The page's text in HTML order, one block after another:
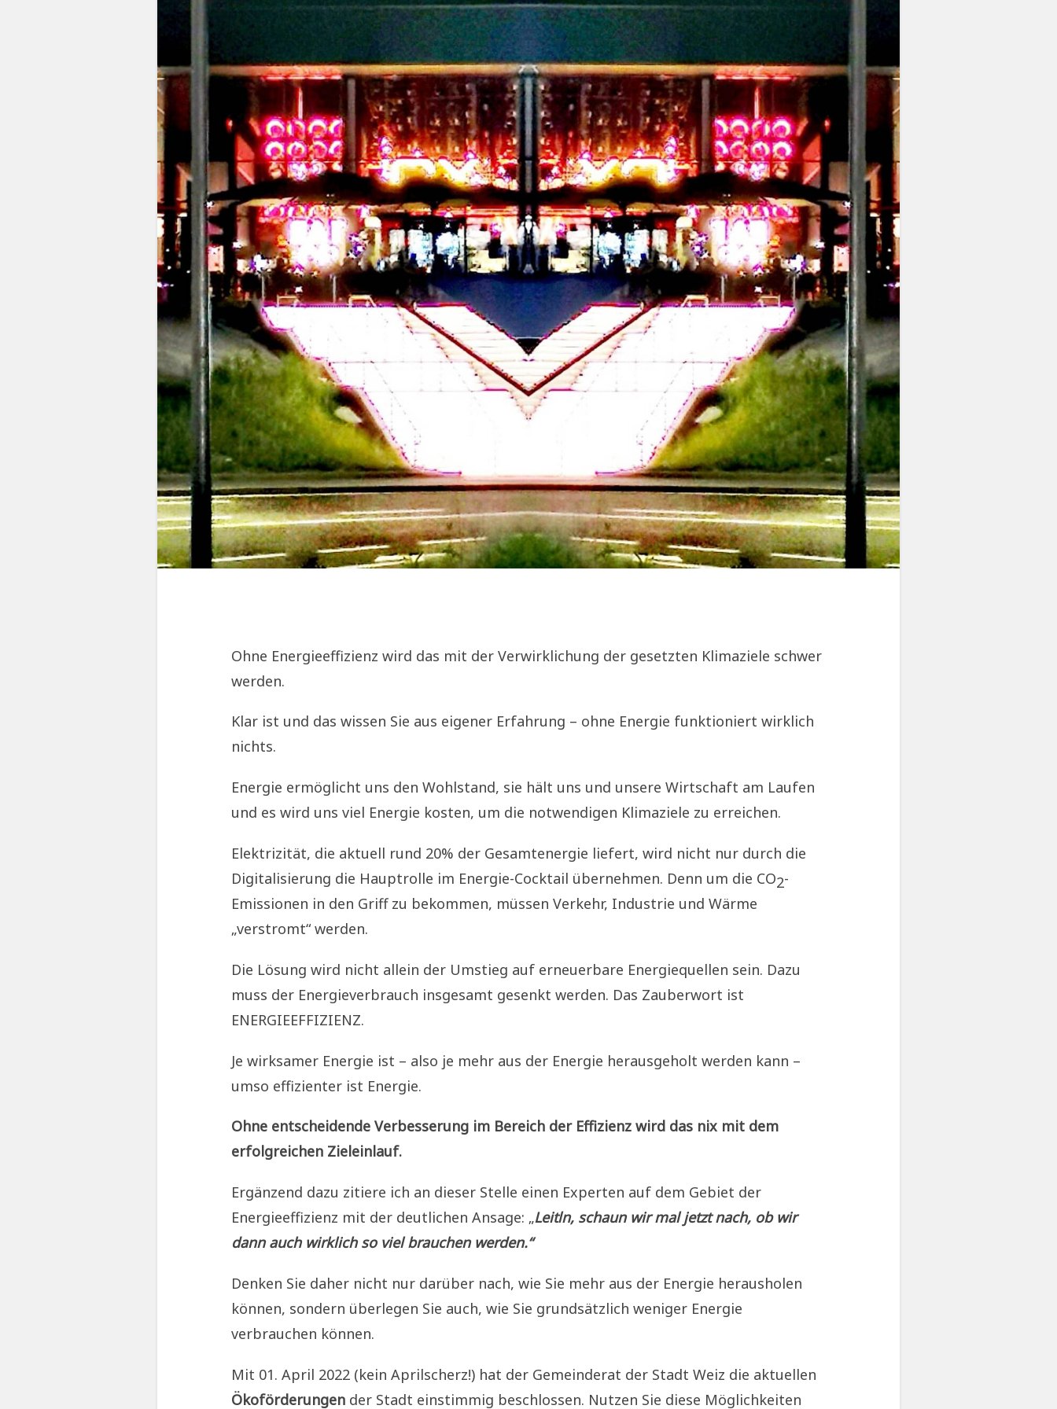
Ohne Energieeffizienz wird das mit der Verwirklichung der gesetzten Klimaziele schwer
werden.
Klar ist und das wissen Sie aus eigener Erfahrung – ohne Energie funktioniert wirklich
nichts.
Energie ermöglicht uns den Wohlstand, sie hält uns und unsere Wirtschaft am Laufen
und es wird uns viel Energie kosten, um die notwendigen Klimaziele zu erreichen.
Elektrizität, die aktuell rund 20% der Gesamtenergie liefert, wird nicht nur durch die
Digitalisierung die Hauptrolle im Energie-Cocktail übernehmen. Denn um die CO2-
Emissionen in den Griff zu bekommen, müssen Verkehr, Industrie und Wärme
„verstromt“ werden.
Die Lösung wird nicht allein der Umstieg auf erneuerbare Energiequellen sein. Dazu
muss der Energieverbrauch insgesamt gesenkt werden. Das Zauberwort ist
ENERGIEEFFIZIENZ.
Je wirksamer Energie ist – also je mehr aus der Energie herausgeholt werden kann –
umso effizienter ist Energie.
Ohne entscheidende Verbesserung im Bereich der Effizienz wird das nix mit dem
erfolgreichen Zieleinlauf.
Ergänzend dazu zitiere ich an dieser Stelle einen Experten auf dem Gebiet der
Energieeffizienz mit der deutlichen Ansage: „Leitln, schaun wir mal jetzt nach, ob wir
dann auch wirklich so viel brauchen werden.“
Denken Sie daher nicht nur darüber nach, wie Sie mehr aus der Energie herausholen
können, sondern überlegen Sie auch, wie Sie grundsätzlich weniger Energie
verbrauchen können.
Mit 01. April 2022 (kein Aprilscherz!) hat der Gemeinderat der Stadt Weiz die aktuellen
Ökoförderungen der Stadt einstimmig beschlossen. Nutzen Sie diese Möglichkeiten